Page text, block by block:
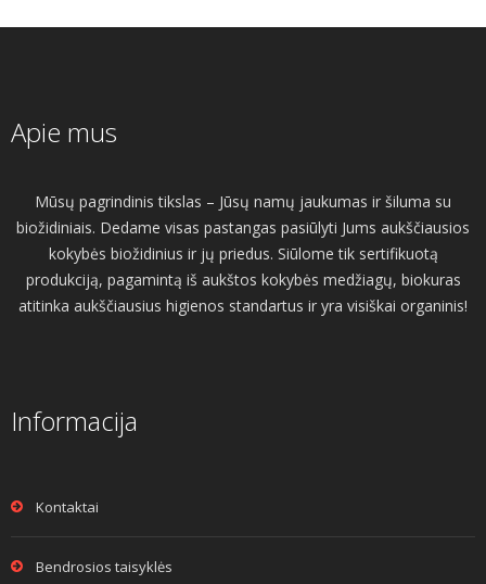
Apie mus
Mūsų pagrindinis tikslas – Jūsų namų jaukumas ir šiluma su
biožidiniais. Dedame visas pastangas pasiūlyti Jums aukščiausios
kokybės biožidinius ir jų priedus. Siūlome tik sertifikuotą
produkciją, pagamintą iš aukštos kokybės medžiagų, biokuras
atitinka aukščiausius higienos standartus ir yra visiškai organinis!
Informacija
Kontaktai
Bendrosios taisyklės